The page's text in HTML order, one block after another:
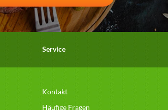
Service
Kontakt
Häufige Fragen